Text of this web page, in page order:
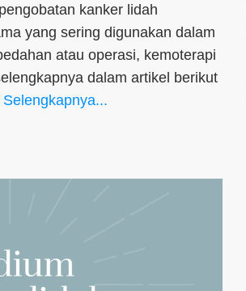
kanker lidah
yang sering digunakan dalam
atau operasi, kemoterapi
dalam artikel berikut